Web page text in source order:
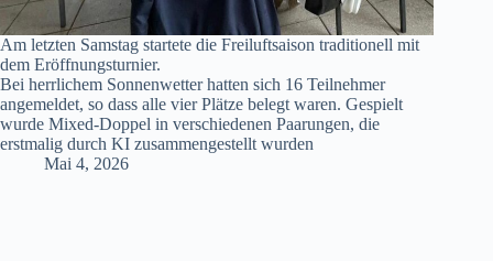
Am letzten Samstag startete die Freiluftsaison traditionell mit
dem Eröffnungsturnier.
Bei herrlichem Sonnenwetter hatten sich 16 Teilnehmer
angemeldet, so dass alle vier Plätze belegt waren. Gespielt
wurde Mixed-Doppel in verschiedenen Paarungen, die
erstmalig durch KI zusammengestellt wurden
Mai 4, 2026